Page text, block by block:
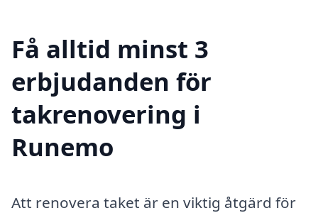
Få alltid minst 3
erbjudanden för
takrenovering i
Runemo
Att renovera taket är en viktig åtgärd för